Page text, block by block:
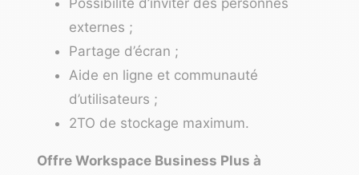
externes ;
Partage d’écran ;
Aide en ligne et communauté
d’utilisateurs ;
2TO de stockage maximum.
Offre Workspace Business Plus à